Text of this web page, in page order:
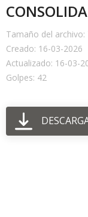
Tamaño del archivo:
Creado: 16-03-2026
Actualizado: 16-03-
Golpes: 42